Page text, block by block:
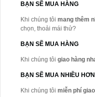
BẠN SẼ MUA HÀNG
Khi chúng tôi mang thêm
chọn, thoải mái thử?
BẠN SẼ MUA HÀNG
Khi chúng tôi giao hàng
BẠN SẼ MUA NHIỀU HƠN
Khi chúng tôi miễn phí